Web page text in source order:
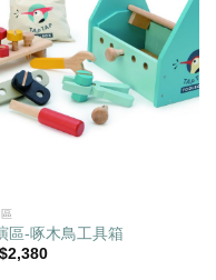
區-啄木鳥工具箱
2,380